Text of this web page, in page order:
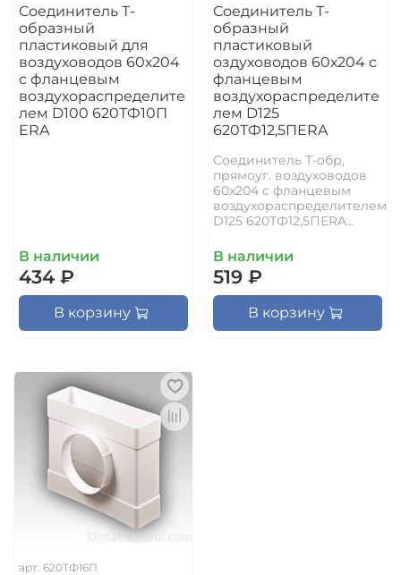
Соединитель Т-
образный
пластиковый для
воздуховодов 60х204
с фланцевым
воздухораспределите
лем D100 620ТФ10П
ERA
В наличии
434 ₽
В корзину
Соединитель Т-
образный
пластиковый
оздуховодов 60х204 с
фланцевым
воздухораспределите
лем D125
620ТФ12,5ПERA
Соединитель Т-обр,
прямоуг. воздуховодов
60х204 с фланцевым
воздухораспределителем
D125 620ТФ12,5ПERA...
В наличии
519 ₽
В корзину
арт. 620ТФ16П